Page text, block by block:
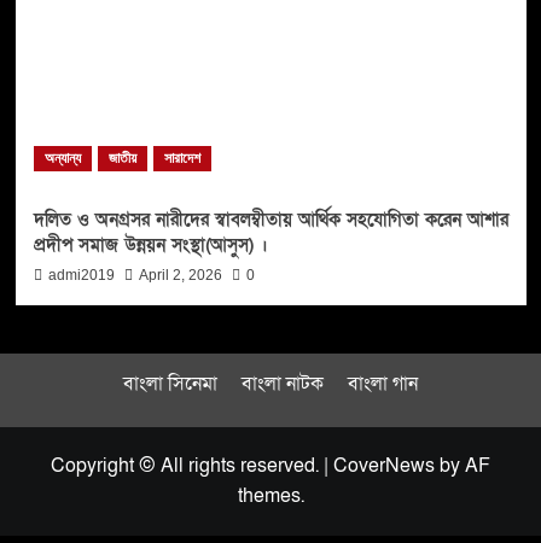
অন্যান্য জাতীয় সারাদেশ
দলিত ও অনগ্রসর নারীদের স্বাবলম্বীতায় আর্থিক সহযোগিতা করেন আশার
প্রদীপ সমাজ উন্নয়ন সংস্থা(আসুস) ।
admi2019 April 2, 2026 0
বাংলা সিনেমা বাংলা নাটক বাংলা গান
Copyright © All rights reserved. | CoverNewsby AF
themes.